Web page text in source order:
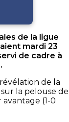
de la ligue
mardi 23
de cadre à
de la
la pelouse de
avantage (1-0